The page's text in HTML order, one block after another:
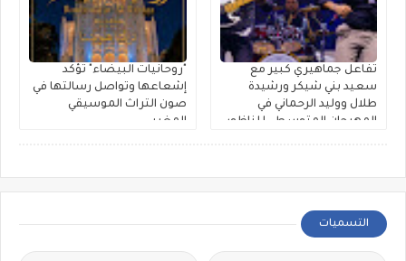
تفاعل جماهيري كبير مع
سعيد بني شيكر ورشيدة
طلال ووليد الرحماني في
المهرجان المتوسطي للناظور
"روحانيات البيضاء" تؤكد
إشعاعها وتواصل رسالتها في
صون التراث الموسيقي
المغربي
التسميات